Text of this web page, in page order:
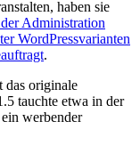
haben sie
Administration
WordPressvarianten
.
das originale
tauchte etwa in der
werbender